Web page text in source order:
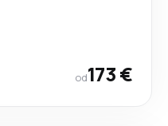
od173 €